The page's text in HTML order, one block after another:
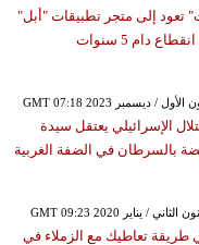
تعود إلى متجر تطبيقات "أبل"
دام 5 سنوات
الإسرائيلي يعتقل سيدة
بالسرطان في الضفة الغربية
طريقة تعاطيك مع الزملاء في